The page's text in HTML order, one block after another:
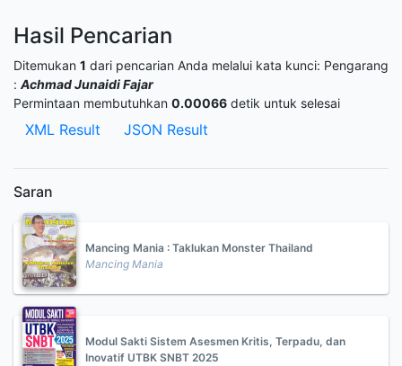
Hasil Pencarian
Ditemukan 1 dari pencarian Anda melalui kata kunci: Pengarang
: Achmad Junaidi Fajar
Permintaan membutuhkan 0.00066 detik untuk selesai
XML Result JSON Result
Saran
Mancing Mania : Taklukan Monster Thailand
Mancing Mania
Modul Sakti Sistem Asesmen Kritis, Terpadu, dan
Inovatif UTBK SNBT 2025